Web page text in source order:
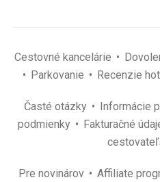
Cestovné kancelárie
Parkovanie
Recenzie
Časté otázky Informácie
podmienky
Fakturačné
Pre novinárov Affiliate